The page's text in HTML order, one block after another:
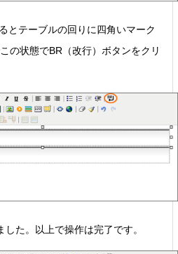
とテーブルの回りに四角いマーク
の状態でBR（改行）ボタンをクリ
した。以上で操作は完了です。